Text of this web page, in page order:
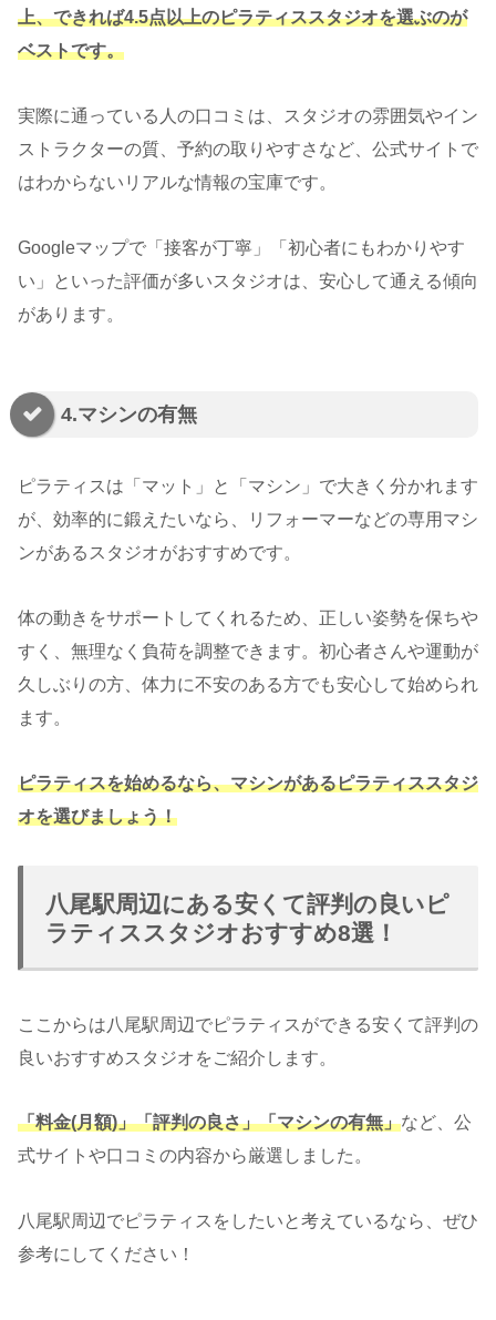
上、できれば4.5点以上のピラティススタジオを選ぶのが
ベストです。
実際に通っている人の口コミは、スタジオの雰囲気やイン
ストラクターの質、予約の取りやすさなど、公式サイトで
はわからないリアルな情報の宝庫です。
Googleマップで「接客が丁寧」「初心者にもわかりやす
い」といった評価が多いスタジオは、安心して通える傾向
があります。
4.マシンの有無
ピラティスは「マット」と「マシン」で大きく分かれます
が、効率的に鍛えたいなら、リフォーマーなどの専用マシ
ンがあるスタジオがおすすめです。
体の動きをサポートしてくれるため、正しい姿勢を保ちや
すく、無理なく負荷を調整できます。初心者さんや運動が
久しぶりの方、体力に不安のある方でも安心して始められ
ます。
ピラティスを始めるなら、マシンがあるピラティススタジ
オを選びましょう！
八尾駅周辺にある安くて評判の良いピ
ラティススタジオおすすめ8選！
ここからは八尾駅周辺でピラティスができる安くて評判の
良いおすすめスタジオをご紹介します。
「料金(月額)」「評判の良さ」「マシンの有無」など、公
式サイトや口コミの内容から厳選しました。
八尾駅周辺でピラティスをしたいと考えているなら、ぜひ
参考にしてください！